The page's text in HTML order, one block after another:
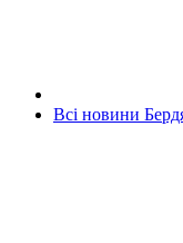
Всі новини